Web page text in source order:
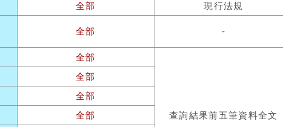
全部
現行法規
全部 -
全部
查詢結果前五筆資料全文
全部
全部
全部